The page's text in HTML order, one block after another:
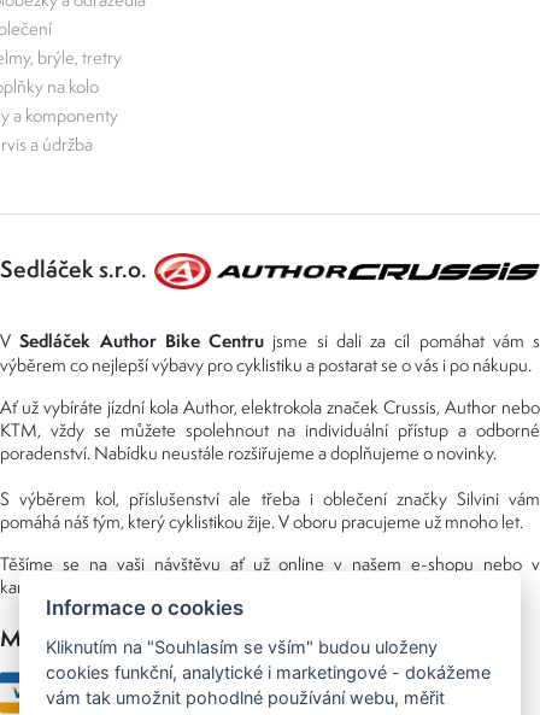
brýle, tretry
na kolo
a komponenty
a údržba
Sedláček s.r.o.
VSedláček Author Bike Centru jsme si dali za cíl pomáhat vám s
výběrem co nejlepší výbavy pro cyklistiku a postarat se o vás i po nákupu.
Ať už vybíráte jízdní kola Author, elektrokola značek Crussis, Author nebo
KTM, vždy se můžete spolehnout na individuální přístup a odborné
poradenství. Nabídku neustále rozšiřujeme a doplňujeme o novinky.
S výběrem kol, příslušenství ale třeba i oblečení značky Silvini vám
pomáhá náš tým, který cyklistikou žije. V oboru pracujeme už mnoho let.
Těšíme se na vaši návštěvu ať už online v našem e-shopu nebo v
kamenné prodejně, kterou najdete v NS (nákupní středisko) URAN.
Možnosti platby
Informace o cookies
Kliknutím na "Souhlasím se vším" budou uloženy
cookies funkční, analytické i marketingové - dokážeme
vám tak umožnit pohodlné používání webu, měřit